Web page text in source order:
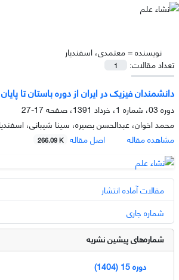
نویسنده =معتمدی، اسفندیار
تعداد مقالات:
1
دانشمندان فیزیک در ایران از دوره باستان تا
دوره 03، شماره 1، خرداد 1391، صفحه
17-27
محمد اخوان، عبدالحسن بصیره، سینا شیبانی،
مشاهده مقاله
اصل مقاله 266.09 K
مقالات آماده انتشار
شماره جاری
شماره‌های پیشین نشریه
دوره 15 (1404)